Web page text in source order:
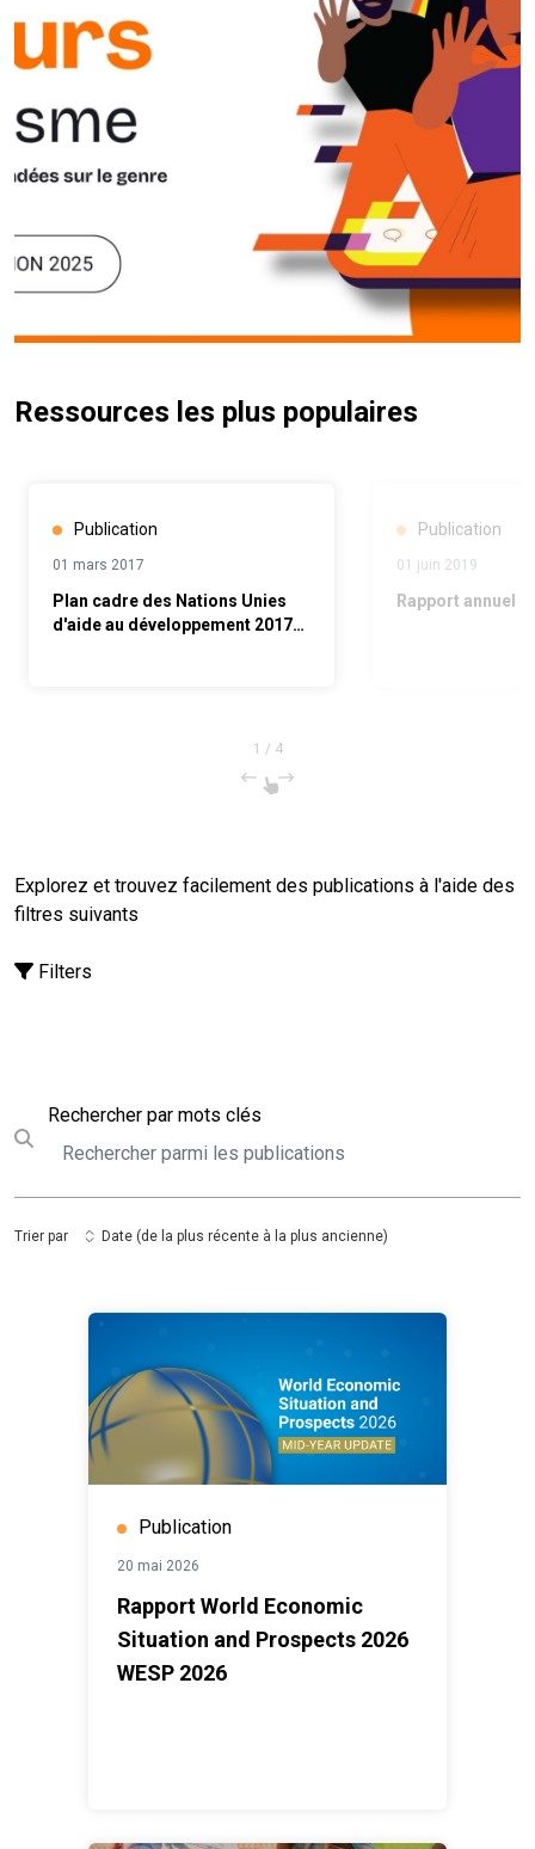
Ressources les plus populaires
Publication
01 mars 2017
Plan cadre des Nations Unies
d'aide au développement 2017-
Publication
01 juin 2019
Rapport annuel
1 / 4
Explorez et trouvez facilement des publications à l'aide des
filtres suivants
Filters
Submit search
Rechercher par mots clés
Trier par Date (de la plus récente à la plus ancienne)
Publication
20 mai 2026
Rapport World Economic
Situation and Prospects 2026
WESP 2026